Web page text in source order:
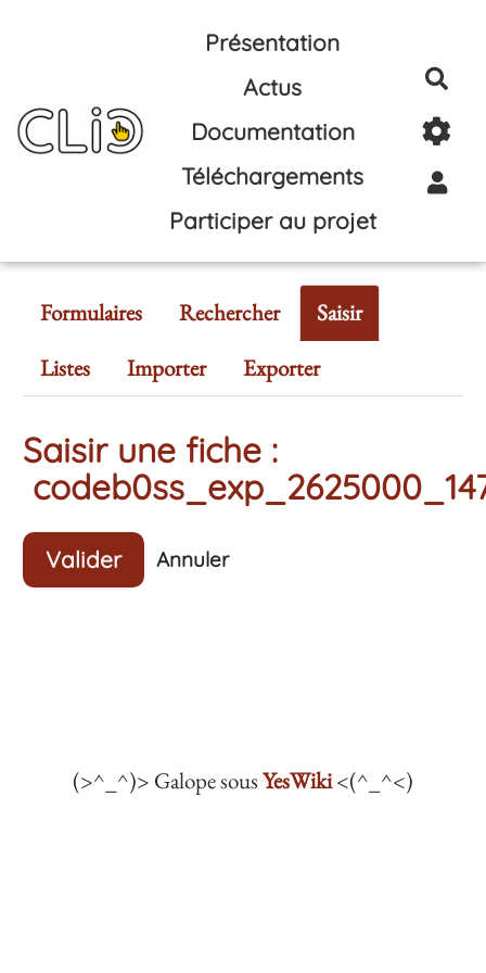
Aller au contenu principal
Présentation
Actus
Documentation
Téléchargements
Participer au projet
Formulaires Rechercher
Saisir
Listes
Importer Exporter
Saisir une fiche :
Valider Annuler
(>^_^)> Galope sousYesWiki<(^_^<)